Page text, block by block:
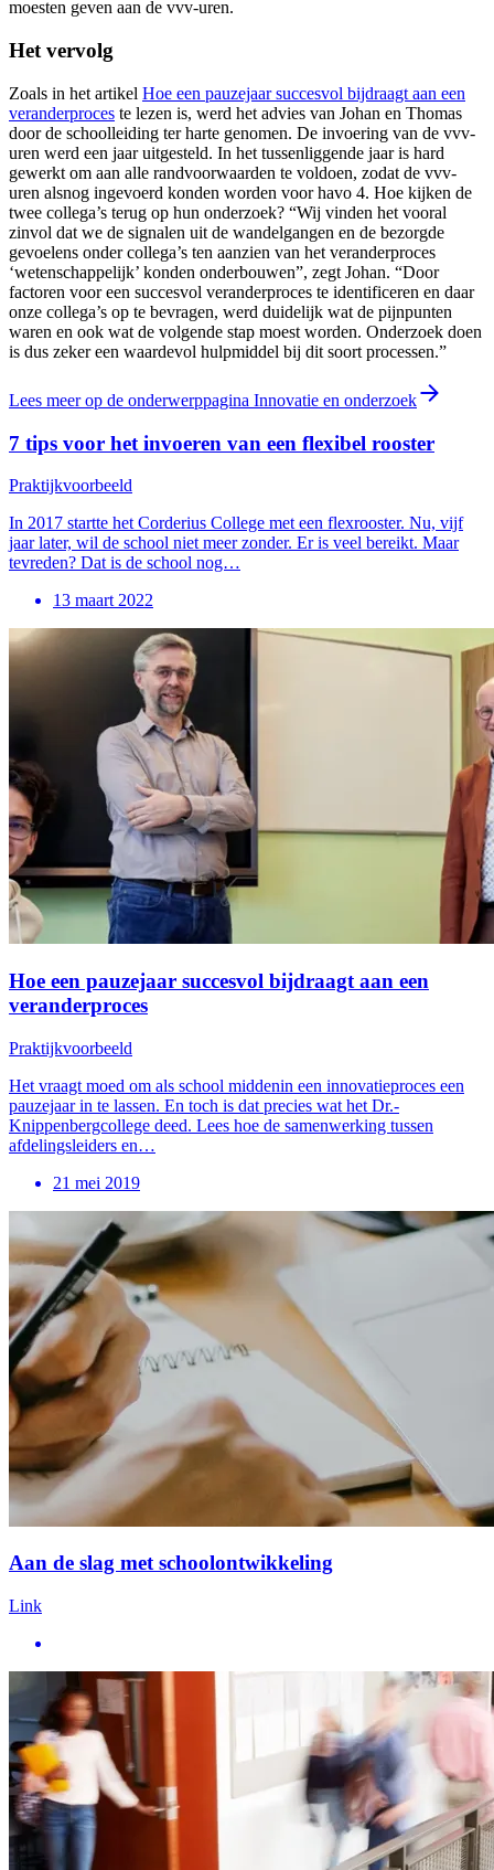
moesten geven aan de vvv-uren.
Het vervolg
Zoals in het artikel Hoe een pauzejaar succesvol bijdraagt aan een
veranderproces te lezen is, werd het advies van Johan en Thomas
door de schoolleiding ter harte genomen. De invoering van de vvv-
uren werd een jaar uitgesteld. In het tussenliggende jaar is hard
gewerkt om aan alle randvoorwaarden te voldoen, zodat de vvv-
uren alsnog ingevoerd konden worden voor havo 4. Hoe kijken de
twee collega’s terug op hun onderzoek? “Wij vinden het vooral
zinvol dat we de signalen uit de wandelgangen en de bezorgde
gevoelens onder collega’s ten aanzien van het veranderproces
‘wetenschappelijk’ konden onderbouwen”, zegt Johan. “Door
factoren voor een succesvol veranderproces te identificeren en daar
onze collega’s op te bevragen, werd duidelijk wat de pijnpunten
waren en ook wat de volgende stap moest worden. Onderzoek doen
is dus zeker een waardevol hulpmiddel bij dit soort processen.”
Lees meer op de onderwerppagina Innovatie en onderzoek
7 tips voor het invoeren van een flexibel rooster
Praktijkvoorbeeld
In 2017 startte het Corderius College met een flexrooster. Nu, vijf
jaar later, wil de school niet meer zonder. Er is veel bereikt. Maar
tevreden? Dat is de school nog…
13 maart 2022
Hoe een pauzejaar succesvol bijdraagt aan een
veranderproces
Praktijkvoorbeeld
Het vraagt moed om als school middenin een innovatieproces een
pauzejaar in te lassen. En toch is dat precies wat het Dr.-
Knippenbergcollege deed. Lees hoe de samenwerking tussen
afdelingsleiders en…
21 mei 2019
Aan de slag met schoolontwikkeling
Link